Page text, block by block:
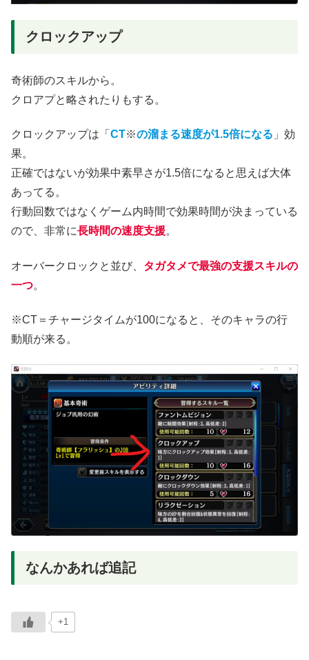
クロックアップ
奇術師のスキルから。
クロアプと略されたりもする。
クロックアップは「 CT※の溜まる速度が1.5倍になる 」効
果。
正確ではないが効果中素早さが1.5倍になると思えば大体
あってる。
行動回数ではなくゲーム内時間で効果時間が決まっている
ので、非常に長時間の速度支援。
オーバークロックと並び、 タガタメで最強の支援スキルの
一つ。
※CT＝チャージタイムが100になると、そのキャラの行
動順が来る。
なんかあれば追記
+1